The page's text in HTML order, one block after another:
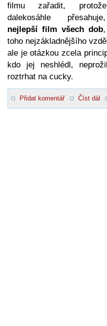
filmu zařadit,
dalekosáhle
nejlepší film všech dob
toho nejzákladnějšího
ale je otázkou zcela
kdo jej neshlédl,
roztrhat na cucky.
Přidat komentář Číst dál